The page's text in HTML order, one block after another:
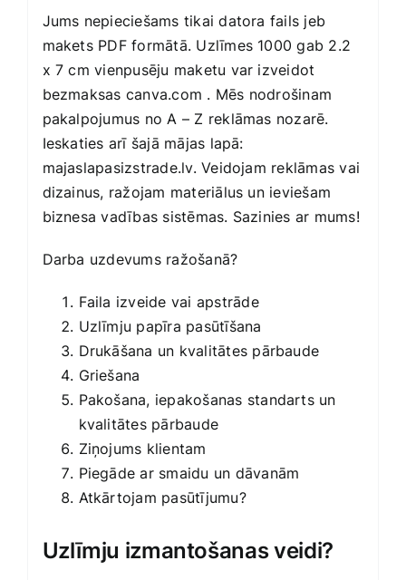
Jums nepieciešams tikai datora fails jeb
makets PDF formātā. Uzlīmes 1000 gab 2.2
x 7 cm vienpusēju maketu var izveidot
bezmaksas canva.com . Mēs nodrošinam
pakalpojumus no A – Z reklāmas nozarē.
Ieskaties arī šajā mājas lapā:
majaslapasizstrade.lv. Veidojam reklāmas vai
dizainus, ražojam materiālus un ieviešam
biznesa vadības sistēmas. Sazinies ar mums!
Darba uzdevums ražošanā?
Faila izveide vai apstrāde
Uzlīmju papīra pasūtīšana
Drukāšana un kvalitātes pārbaude
Griešana
Pakošana, iepakošanas standarts un
kvalitātes pārbaude
Ziņojums klientam
Piegāde ar smaidu un dāvanām
Atkārtojam pasūtījumu?
Uzlīmju izmantošanas veidi?